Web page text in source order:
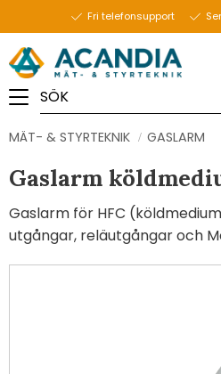
Fri telefonsupport
MÄT- & STYRTEKNIK GASLARM
Gaslarm
Gaslarm för HFC
utgångar, reläutgångar och